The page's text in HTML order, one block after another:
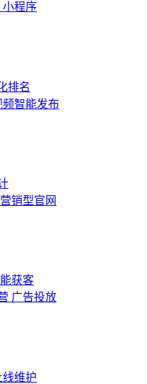
小程序
排名
频智能发布
销型官网
获客
广告投放
线维护